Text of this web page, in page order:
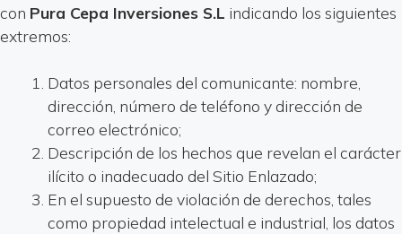
con Pura Cepa Inversiones S.L indicando los siguientes
extremos:
Datos personales del comunicante: nombre,
dirección, número de teléfono y dirección de
correo electrónico;
Descripción de los hechos que revelan el carácter
ilícito o inadecuado del Sitio Enlazado;
En el supuesto de violación de derechos, tales
como propiedad intelectual e industrial, los datos